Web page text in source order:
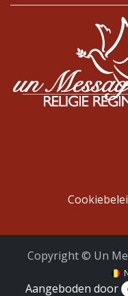
Copyright © Un
Aangeboden door